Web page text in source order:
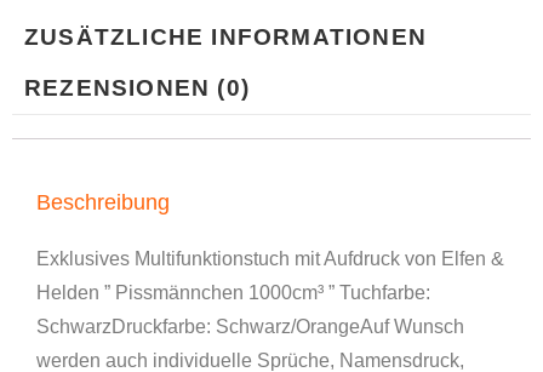
ZUSÄTZLICHE INFORMATIONEN
REZENSIONEN (0)
Beschreibung
Exklusives Multifunktionstuch mit Aufdruck von Elfen &
Helden ” Pissmännchen 1000cm³ ” Tuchfarbe:
SchwarzDruckfarbe: Schwarz/OrangeAuf Wunsch
werden auch individuelle Sprüche, Namensdruck,